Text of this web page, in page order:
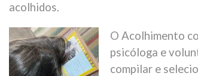
acolhidos.
O Acolhimento
psicóloga e
compilar e